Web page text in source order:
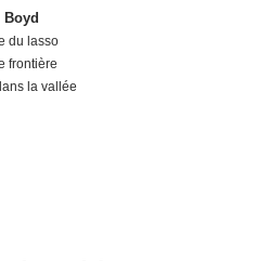
du lasso
frontière
la vallée